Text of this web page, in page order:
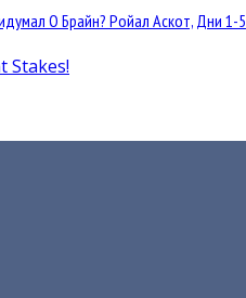
О Брайн? Ройал Аскот, Дни 1-5